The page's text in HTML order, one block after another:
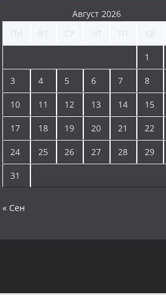
Август 2026
1
3 4 5 6 7 8
10 11 12 13 14 15
17 18 19 20 21 22
24 25 26 27 28 29
31
« Сен